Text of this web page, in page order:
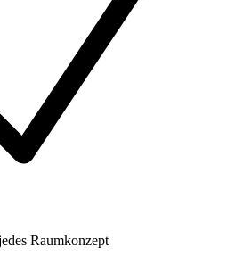
Raumkonzept